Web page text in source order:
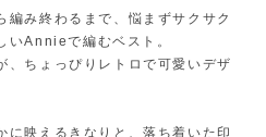
編み終わるまで、悩まずサクサク
いAnnieで編むベスト。
、ちょっぴりレトロで可愛いデザ
に映えるきなりと、落ち着いた印